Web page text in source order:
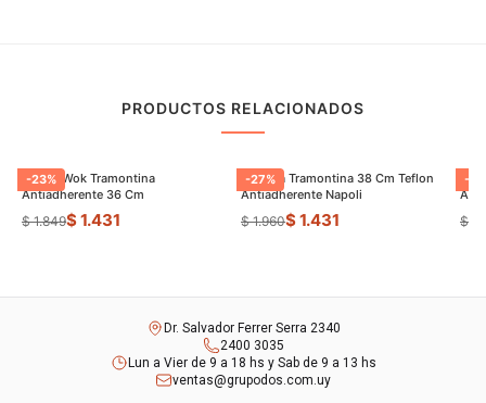
PRODUCTOS RELACIONADOS
-23%
Sarten Wok Tramontina
Antiadherente 36 Cm
$ 1.849$ 1.431
-27%
Paellera Tramontina 38 Cm Teflon
Antiadherente Napoli
$ 1.960$ 1.431
-
$
Dr. Salvador Ferrer Serra 2340
2400 3035
Lun a Vier de 9 a 18 hs y Sab de 9 a 13 hs
ventas@grupodos.com.uy